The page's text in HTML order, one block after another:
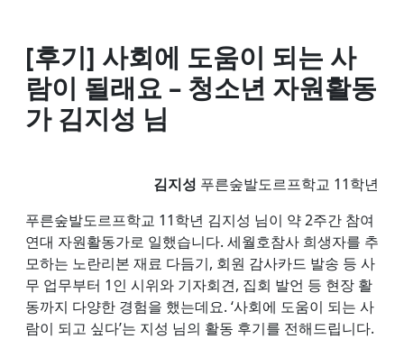
[후기] 사회에 도움이 되는 사
람이 될래요 – 청소년 자원활동
가 김지성 님
김지성 푸른숲발도르프학교 11학년
푸른숲발도르프학교 11학년 김지성 님이 약 2주간 참여
연대 자원활동가로 일했습니다. 세월호참사 희생자를 추
모하는 노란리본 재료 다듬기, 회원 감사카드 발송 등 사
무 업무부터 1인 시위와 기자회견, 집회 발언 등 현장 활
동까지 다양한 경험을 했는데요. ‘사회에 도움이 되는 사
람이 되고 싶다’는 지성 님의 활동 후기를 전해드립니다.